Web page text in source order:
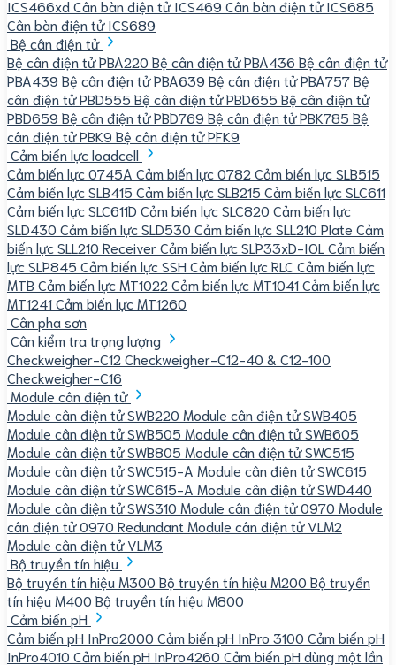
ICS466xd Cân bàn điện tử ICS469 Cân bàn điện tử ICS685
Cân bàn điện tử ICS689
Bệ cân điện tử
Bệ cân điện tử PBA220 Bệ cân điện tử PBA436 Bệ cân điện tử
PBA439 Bệ cân điện tử PBA639 Bệ cân điện tử PBA757Bệ
cân điện tử PBD555 Bệ cân điện tử PBD655 Bệ cân điện tử
PBD659 Bệ cân điện tử PBD769 Bệ cân điện tử PBK785 Bệ
cân điện tử PBK9 Bệ cân điện tử PFK9
Cảm biến lực loadcell
Cảm biến lực 0745A Cảm biến lực 0782 Cảm biến lực SLB515
Cảm biến lực SLB415 Cảm biến lực SLB215 Cảm biến lực SLC611
Cảm biến lực SLC611D Cảm biến lực SLC820 Cảm biến lực
SLD430 Cảm biến lực SLD530 Cảm biến lực SLL210 Plate Cảm
biến lực SLL210 ReceiverCảm biến lực SLP33xD-IOL Cảm biến
lực SLP845 Cảm biến lực SSH Cảm biến lực RLC Cảm biến lực
MTB Cảm biến lực MT1022 Cảm biến lực MT1041Cảm biến lực
MT1241Cảm biến lực MT1260
Cân pha sơn
Cân kiểm tra trọng lượng
Checkweigher-C12 Checkweigher-C12-40 & C12-100
Checkweigher-C16
Module cân điện tử
Module cân điện tử SWB220 Module cân điện tử SWB405
Module cân điện tử SWB505 Module cân điện tử SWB605
Module cân điện tử SWB805 Module cân điện tử SWC515
Module cân điện tử SWC515-A Module cân điện tử SWC615
Module cân điện tử SWC615-A Module cân điện tử SWD440
Module cân điện tử SWS310 Module cân điện tử 0970 Module
cân điện tử 0970 Redundant Module cân điện tử VLM2
Module cân điện tử VLM3
Bộ truyền tín hiệu
Bộ truyền tín hiệu M300 Bộ truyền tín hiệu M200 Bộ truyền
tín hiệu M400 Bộ truyền tín hiệu M800
Cảm biến pH
Cảm biến pH InPro2000 Cảm biến pH InPro 3100 Cảm biến pH
InPro4010 Cảm biến pH InPro4260 Cảm biến pH dùng một lần